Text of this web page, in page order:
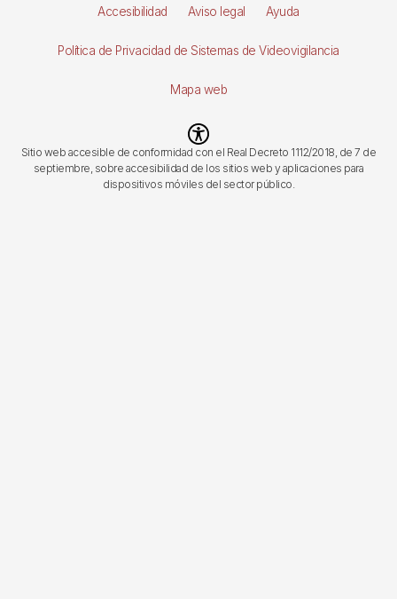
Accesibilidad Aviso legal Ayuda
Política de Privacidad de Sistemas de Videovigilancia
Mapa web
Imagen
Sitio web accesible de conformidad con el Real Decreto 1112/2018, de 7 de
septiembre, sobre accesibilidad de los sitios web y aplicaciones para
dispositivos móviles del sector público.